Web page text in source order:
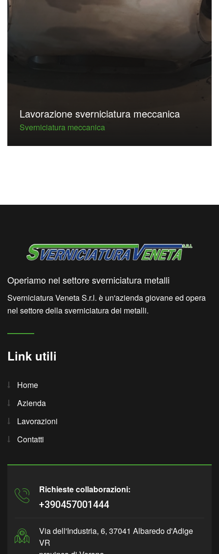
Lavorazione sverniciatura meccanica
Sverniciatura meccanica
Operiamo nel settore sverniciatura metalli
Sverniciatura Veneta S.r.l. è un'azienda giovane ed opera
nel settore della sverniciatura dei metalli.
Link utili
Home
Azienda
Lavorazioni
Contatti
Richieste collaborazioni:
+390457001444
Via dell'Industria, 6, 37041 Albaredo d'Adige
VR